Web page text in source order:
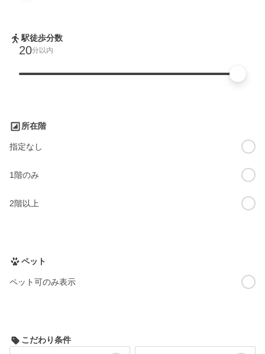
駅徒歩分数
20分以内
所在階
指定なし
1階のみ
2階以上
ペット
ペット可のみ表示
こだわり条件